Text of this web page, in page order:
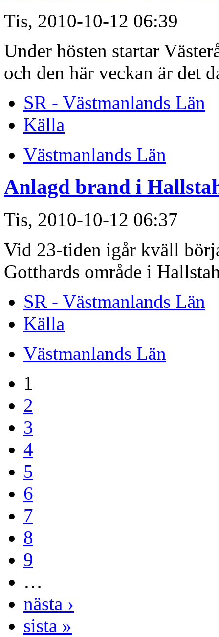
Tis, 2010-10-12 06:39
Under hösten startar
och den här veckan är det
SR - Västmanlands Län
Källa
Västmanlands Län
Anlagd brand i
Tis, 2010-10-12 06:37
Vid 23-tiden igår kväll
Gotthards område i
SR - Västmanlands Län
Källa
Västmanlands Län
1
2
3
4
5
6
7
8
9
…
nästa ›
sista »